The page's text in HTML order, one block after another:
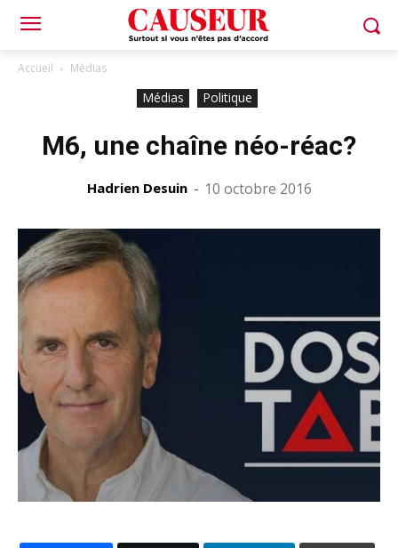
Accueil Médias
Médias Politique
M6, une chaîne néo-réac?
Hadrien Desuin - 10 octobre 2016